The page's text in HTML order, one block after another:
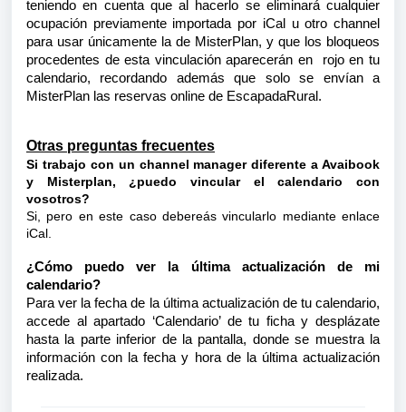
teniendo en cuenta que al hacerlo se eliminará cualquier
ocupación previamente importada por iCal u otro channel
para usar únicamente la de MisterPlan, y que los bloqueos
procedentes de esta vinculación aparecerán en rojo en tu
calendario, recordando además que solo se envían a
MisterPlan las reservas online de EscapadaRural.
Otras preguntas frecuentes
Si trabajo con un channel manager diferente a Avaibook
y Misterplan, ¿puedo vincular el calendario con
vosotros?
Si, pero en este caso debereás vincularlo mediante enlace
iCal.
¿Cómo puedo ver la última actualización de mi
calendario?
Para ver la fecha de la última actualización de tu calendario,
accede al apartado ‘Calendario’ de tu ficha y desplázate
hasta la parte inferior de la pantalla, donde se muestra la
información con la fecha y hora de la última actualización
realizada.